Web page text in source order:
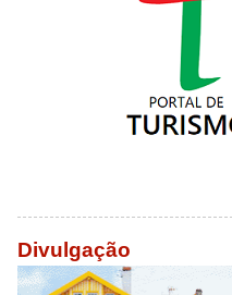
Divulgação